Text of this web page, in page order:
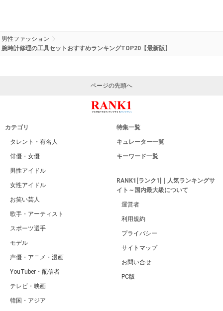
男性ファッション
腕時計修理の工具セットおすすめランキングTOP20【最新版】
ページの先頭へ
カテゴリ
タレント・有名人
俳優・女優
男性アイドル
女性アイドル
お笑い芸人
歌手・アーティスト
スポーツ選手
モデル
声優・アニメ・漫画
YouTuber・配信者
テレビ・映画
韓国・アジア
特集一覧
キュレーター一覧
キーワード一覧
RANK1[ランク1]｜人気ランキングサ
イト～国内最大級について
運営者
利用規約
プライバシー
サイトマップ
お問い合せ
PC版